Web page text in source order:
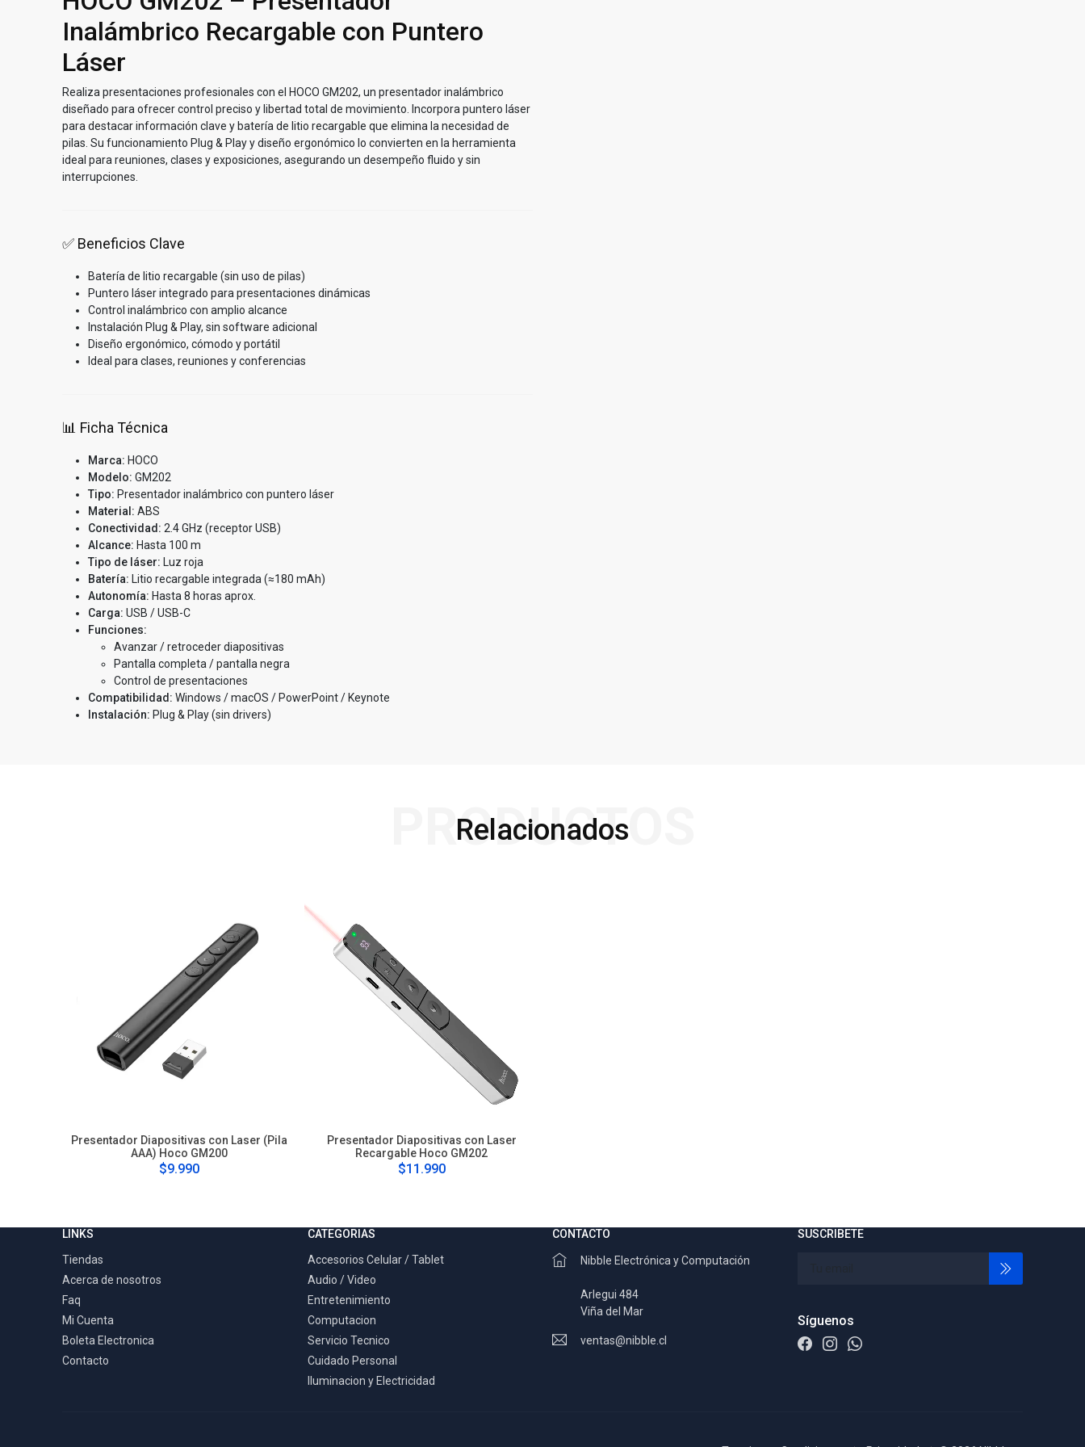
Inalámbrico Recargable con Puntero
Láser
Realiza presentaciones profesionales con el HOCO GM202, un presentador inalámbrico
diseñado para ofrecer control preciso y libertad total de movimiento. Incorpora puntero láser
para destacar información clave y batería de litio recargable que elimina la necesidad de
pilas. Su funcionamiento Plug & Play y diseño ergonómico lo convierten en la herramienta
ideal para reuniones, clases y exposiciones, asegurando un desempeño fluido y sin
interrupciones.
✅ Beneficios Clave
Batería de litio recargable (sin uso de pilas)
Puntero láser integrado para presentaciones dinámicas
Control inalámbrico con amplio alcance
Instalación Plug & Play, sin software adicional
Diseño ergonómico, cómodo y portátil
Ideal para clases, reuniones y conferencias
📊 Ficha Técnica
Marca: HOCO
Modelo: GM202
Tipo: Presentador inalámbrico con puntero láser
Material: ABS
Conectividad: 2.4 GHz (receptor USB)
Alcance: Hasta 100 m
Tipo de láser: Luz roja
Batería: Litio recargable integrada (≈180 mAh)
Autonomía: Hasta 8 horas aprox.
Carga: USB / USB-C
Funciones:
Avanzar / retroceder diapositivas
Pantalla completa / pantalla negra
Control de presentaciones
Compatibilidad: Windows / macOS / PowerPoint / Keynote
Instalación: Plug & Play (sin drivers)
Relacionados
PRODUCTOS
Presentador Diapositivas con Laser (Pila
AAA) Hoco GM200
$9.990
Presentador Diapositivas con Laser
Recargable Hoco GM202
$11.990
LINKS
Tiendas
Acerca de nosotros
Faq
Mi Cuenta
Boleta Electronica
Contacto
CATEGORIAS
Accesorios Celular / Tablet
Audio / Video
Entretenimiento
Computacion
Servicio Tecnico
Cuidado Personal
Iluminacion y Electricidad
CONTACTO
Nibble Electrónica y Computación
Arlegui 484
Viña del Mar
ventas@nibble.cl
SUSCRIBETE
Síguenos